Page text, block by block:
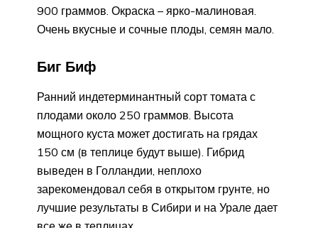
900 граммов. Окраска – ярко-малиновая.
Очень вкусные и сочные плоды, семян мало.
Биг Биф
Ранний индетерминантный сорт томата с
плодами около 250 граммов. Высота
мощного куста может достигать на грядах
150 см (в теплице будут выше). Гибрид
выведен в Голландии, неплохо
зарекомендовал себя в открытом грунте, но
лучшие результаты в Сибири и на Урале дает